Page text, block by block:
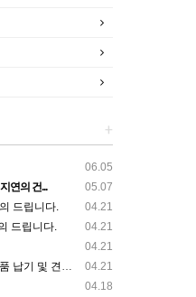
+
06.05
05.07
연의 건...
04.21
드립니다.
04.21
드립니다.
04.21
04.21
회신 부탁 드립니다.
04.18